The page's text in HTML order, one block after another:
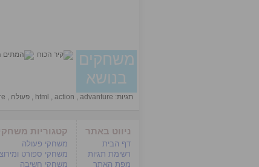
משחקים
בנושא
תגיות: html , action , advanture
, פעולה ,
ניווט באתר
דף הבית
רשימת תגיות
מפת האתר
קטגוריות
משחקי פעולה
משחקי ספורט
משחקי חשיבה